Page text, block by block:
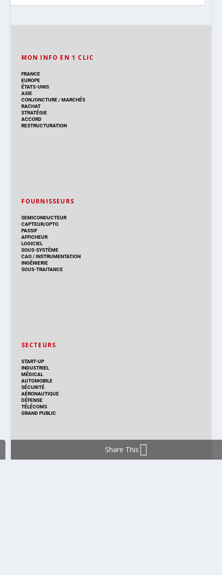
MON INFO EN 1 CLIC
FRANCE
EUROPE
ÉTATS-UNIS
ASIE
CONJONCTURE/MARCHÉS
RACHAT
STRATÉGIE
ACCORD
RESTRUCTURATION
FOURNISSEURS
SEMICONDUCTEUR
CAPTEUR/OPTO
PASSIF
AFFICHEUR
LOGICIEL
SOUS-SYSTÈME
CAO/INSTRUMENTATION
INGÉNIERIE
SOUS-TRAITANCE
SECTEURS
START-UP
INDUSTRIEL
MÉDICAL
AUTOMOBILE
SÉCURITÉ
AÉRONAUTIQUE
DÉFENSE
TÉLÉCOMS
GRAND PUBLIC
Share This